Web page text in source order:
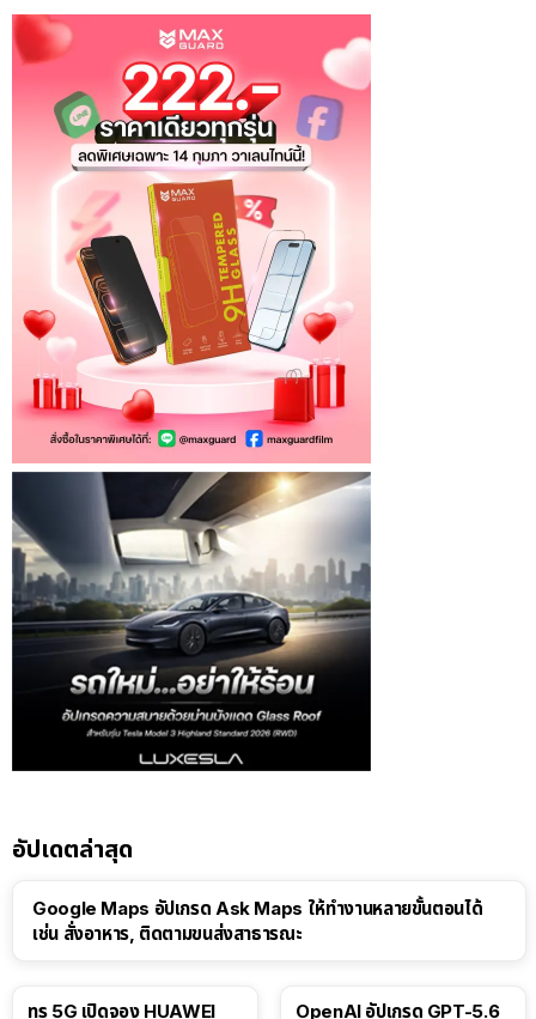
อัปเดตล่าสุด
Google Maps อัปเกรด Ask Maps ให้ทำงานหลายขั้นตอนได้
เช่น สั่งอาหาร, ติดตามขนส่งสาธารณะ
ทรู 5G เปิดจอง HUAWEI
OpenAI อัปเกรด GPT-5.6